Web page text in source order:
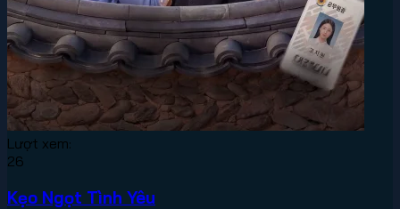
Lượt xem:
26
Kẹo Ngọt Tình Yêu